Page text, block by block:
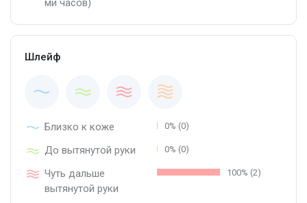
Шлейф
Близко к коже 0% (0)
До вытянутой руки 0% (0)
Чуть дальше
вытянутой руки
100% (2)